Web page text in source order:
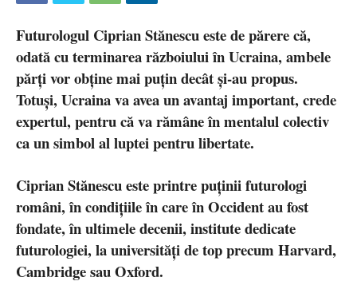
Futurologul Ciprian Stănescu este de părere că,
odată cu terminarea războiului în Ucraina, ambele
părți vor obține mai puțin decât și-au propus.
Totuși, Ucraina va avea un avantaj important, crede
expertul, pentru că va rămâne în mentalul colectiv
ca un simbol al luptei pentru libertate.
Ciprian Stănescu este printre puținii futurologi
români, în condițiile în care în Occident au fost
fondate, în ultimele decenii, institute dedicate
futurologiei, la universități de top precum Harvard,
Cambridge sau Oxford.